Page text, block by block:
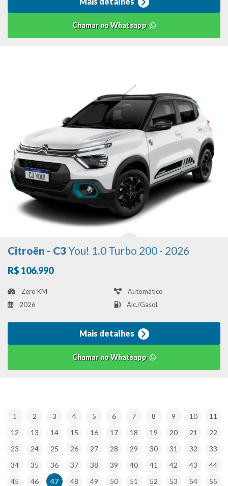
Chamar no Whatsapp
Citroën - C3You! 1.0 Turbo 200 - 2026
R$ 106.990
Zero KM
Automático
2026
Álc./Gasol.
Mais detalhes
Chamar no Whatsapp
1 2 3 4 5 6 7 8 9 10
11
12
13 14 15 16 17 18 19 20 21
22
23
24 25 26 27 28 29 30 31 32
33
34
35 36 37 38 39 40 41 42 43
44
45
46 47 48 49 50 51 52 53 54
55